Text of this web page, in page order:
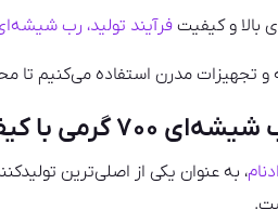
بالا و کیفیتفرآیند تولید، رب
و تجهیزات مدرن استفاده می‌کنیم تا
گرمی با کیفیت